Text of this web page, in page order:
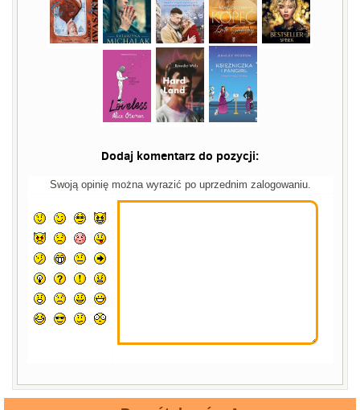
Dodaj komentarz do pozycji:
Swoją opinię można wyrazić po uprzednim zalogowaniu.